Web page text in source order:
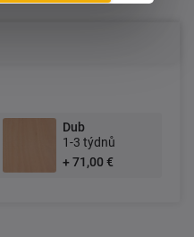
Dub
1-3 týdnů
+ 71,00 €